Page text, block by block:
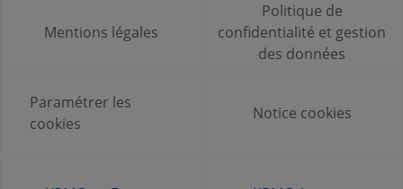
Mentions légales
Politique de
confidentialité et gestion
des données
Paramétrer les
cookies
Notice cookies